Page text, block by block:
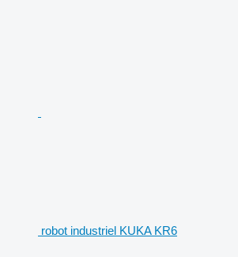
robot industriel KUKA KR6